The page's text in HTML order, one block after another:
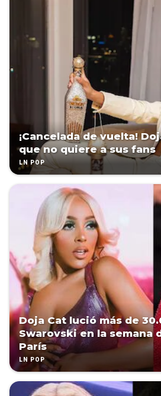
¡Cancelada de vuelta!
que no quiere a sus fans
LN POP
Doja Cat lució más de
Swarovski en la semana
París
LN POP